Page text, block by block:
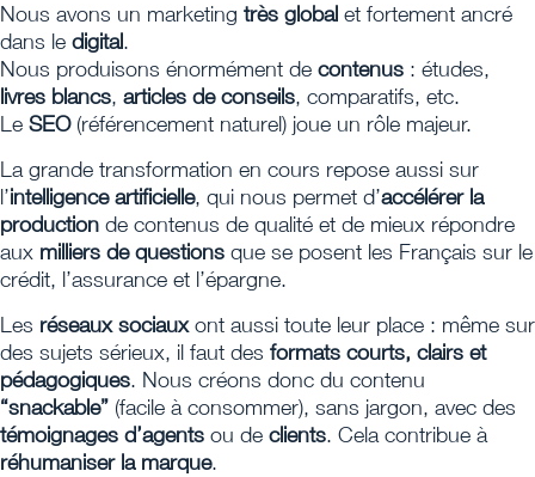
Nous avons un marketing très global et fortement ancré
dans le digital.
Nous produisons énormément de contenus : études,
livres blancs, articles de conseils, comparatifs, etc.
Le SEO(référencement naturel) joue un rôle majeur.
La grande transformation en cours repose aussi sur
l’intelligence artificielle, qui nous permet d’accélérer la
production de contenus de qualité et de mieux répondre
aux milliers de questions que se posent les Français sur le
crédit, l’assurance et l’épargne.
Les réseaux sociauxont aussi toute leur place : même sur
des sujets sérieux, il faut des formats courts, clairs et
pédagogiques. Nous créons donc du contenu
“snackable” (facile à consommer), sans jargon, avec des
témoignages d’agents ou de clients. Cela contribue à
réhumaniser la marque.